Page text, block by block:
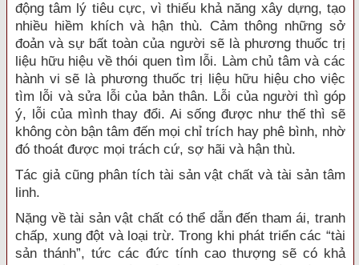
động tâm lý tiêu cực, vì thiếu khả năng xây dựng, tạo
nhiều hiềm khích và hận thù. Cảm thông những sở
đoản và sự bất toàn của người sẽ là phương thuốc trị
liệu hữu hiệu về thói quen tìm lỗi. Làm chủ tâm và các
hành vi sẽ là phương thuốc trị liệu hữu hiệu cho việc
tìm lỗi và sửa lỗi của bản thân. Lỗi của người thì góp
ý, lỗi của mình thay đổi. Ai sống được như thế thì sẽ
không còn bận tâm đến mọi chỉ trích hay phê bình, nhờ
đó thoát được mọi trách cứ, sợ hãi và hận thù.
Tác giả cũng phân tích tài sản vật chất và tài sản tâm
linh.
Nặng về tài sản vật chất có thể dẫn đến tham ái, tranh
chấp, xung đột và loại trừ. Trong khi phát triển các “tài
sản thánh”, tức các đức tính cao thượng sẽ có khả